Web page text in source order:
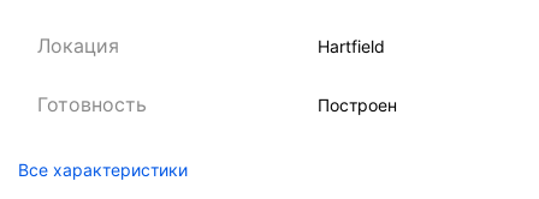
Локация Hartfield
Готовность Построен
Все характеристики